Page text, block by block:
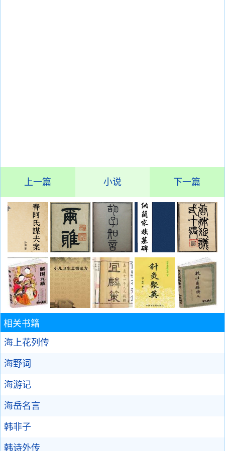
上一篇 小说 下一篇
相关书籍
海上花列传
海野词
海游记
海岳名言
韩非子
韩诗外传